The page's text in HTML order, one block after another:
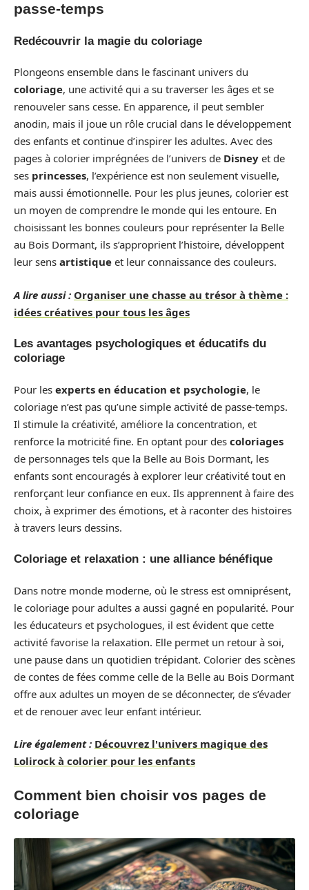
passe-temps
Redécouvrir la magie du coloriage
Plongeons ensemble dans le fascinant univers du
coloriage, une activité qui a su traverser les âges et se
renouveler sans cesse. En apparence, il peut sembler
anodin, mais il joue un rôle crucial dans le développement
des enfants et continue d’inspirer les adultes. Avec des
pages à colorier imprégnées de l’univers de Disney et de
ses princesses, l’expérience est non seulement visuelle,
mais aussi émotionnelle. Pour les plus jeunes, colorier est
un moyen de comprendre le monde qui les entoure. En
choisissant les bonnes couleurs pour représenter la Belle
au Bois Dormant, ils s’approprient l’histoire, développent
leur sens artistique et leur connaissance des couleurs.
A lire aussi : Organiser une chasse au trésor à thème :
idées créatives pour tous les âges
Les avantages psychologiques et éducatifs du
coloriage
Pour les experts en éducation et psychologie, le
coloriage n’est pas qu’une simple activité de passe-temps.
Il stimule la créativité, améliore la concentration, et
renforce la motricité fine. En optant pour des coloriages
de personnages tels que la Belle au Bois Dormant, les
enfants sont encouragés à explorer leur créativité tout en
renforçant leur confiance en eux. Ils apprennent à faire des
choix, à exprimer des émotions, et à raconter des histoires
à travers leurs dessins.
Coloriage et relaxation : une alliance bénéfique
Dans notre monde moderne, où le stress est omniprésent,
le coloriage pour adultes a aussi gagné en popularité. Pour
les éducateurs et psychologues, il est évident que cette
activité favorise la relaxation. Elle permet un retour à soi,
une pause dans un quotidien trépidant. Colorier des scènes
de contes de fées comme celle de la Belle au Bois Dormant
offre aux adultes un moyen de se déconnecter, de s’évader
et de renouer avec leur enfant intérieur.
Lire également : Découvrez l'univers magique des
Lolirock à colorier pour les enfants
Comment bien choisir vos pages de
coloriage